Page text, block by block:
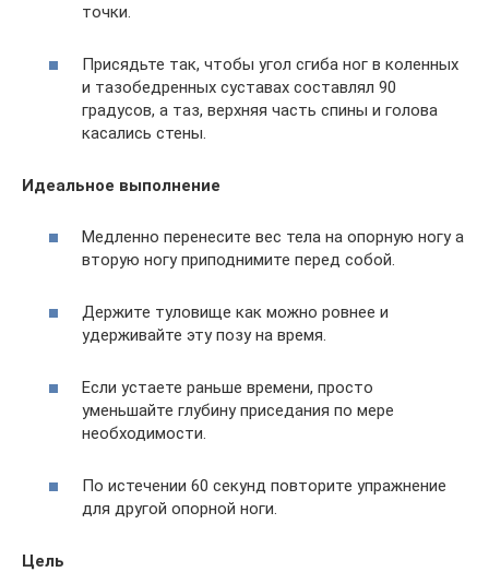
точки.
Присядьте так, чтобы угол сгиба ног в коленных
и тазобедренных суставах составлял 90
градусов, а таз, верхняя часть спины и голова
касались стены.
Идеальное выполнение
Медленно перенесите вес тела на опорную ногу а
вторую ногу приподнимите перед собой.
Держите туловище как можно ровнее и
удерживайте эту позу на время.
Если устаете раньше времени, просто
уменьшайте глубину приседания по мере
необходимости.
По истечении 60 секунд повторите упражнение
для другой опорной ноги.
Цель